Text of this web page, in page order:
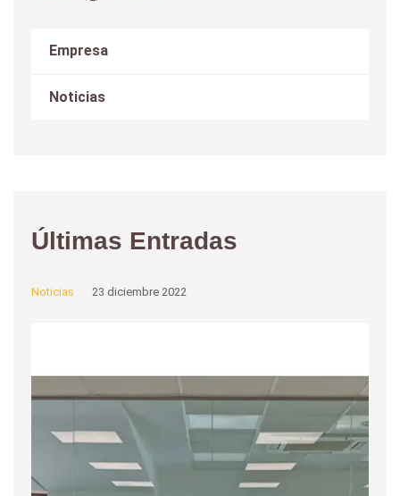
Empresa
Noticias
Últimas Entradas
Noticias 23 diciembre 2022